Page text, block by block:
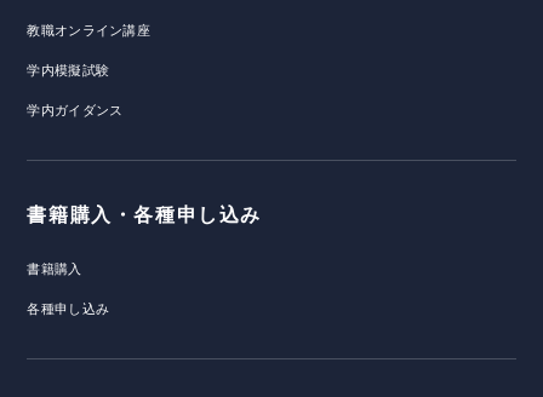
教職オンライン講座
学内模擬試験
学内ガイダンス
書籍購入・各種申し込み
書籍購入
各種申し込み